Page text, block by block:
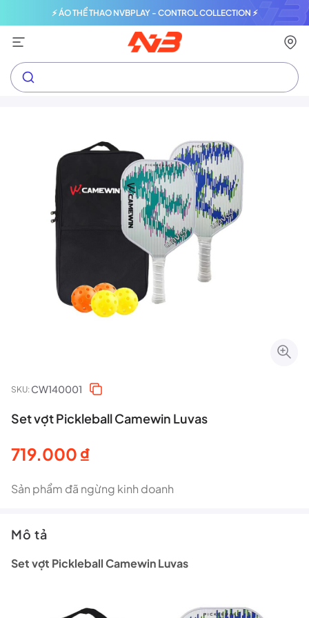
⚡ ÁO THỂ THAO NVBPLAY - CONTROL COLLECTION ⚡
SKU: CW140001
Set vợt Pickleball Camewin Luvas
719.000 ₫
Sản phẩm đã ngừng kinh doanh
Mô tả
Set vợt Pickleball Camewin Luvas